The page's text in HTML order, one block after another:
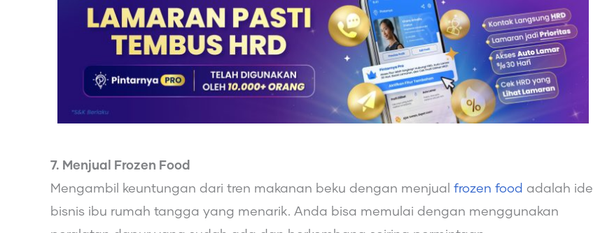
7. Menjual Frozen Food
Mengambil keuntungan dari tren makanan beku dengan menjual frozen food adalah ide
bisnis ibu rumah tangga yang menarik. Anda bisa memulai dengan menggunakan